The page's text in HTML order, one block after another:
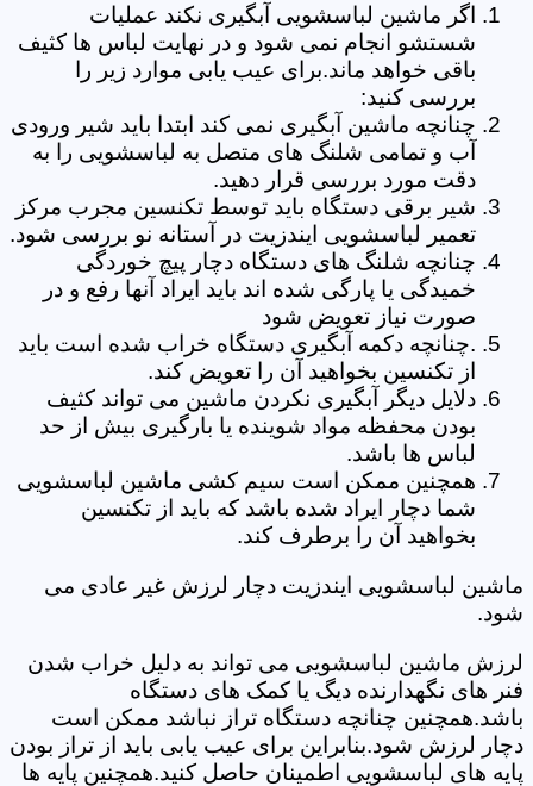
اگر ماشین لباسشویی آبگیری نکند عملیات
شستشو انجام نمی شود و در نهایت لباس ها کثیف
باقی خواهد ماند.برای عیب یابی موارد زیر را
بررسی کنید:
چنانچه ماشین آبگیری نمی کند ابتدا باید شیر ورودی
آب و تمامی شلنگ های متصل به لباسشویی را به
دقت مورد بررسی قرار دهید.
شیر برقی دستگاه باید توسط تکنسین مجرب مرکز
تعمیر لباسشویی ایندزیت در آستانه نو بررسی شود.
چنانچه شلنگ های دستگاه دچار پیچ خوردگی
خمیدگی یا پارگی شده اند باید ایراد آنها رفع و در
صورت نیاز تعویض شود
.چنانچه دکمه آبگیری دستگاه خراب شده است باید
از تکنسین بخواهید آن را تعویض کند.
دلایل دیگر آبگیری نکردن ماشین می تواند کثیف
بودن محفظه مواد شوینده یا بارگیری بیش از حد
لباس ها باشد.
همچنین ممکن است سیم کشی ماشین لباسشویی
شما دچار ایراد شده باشد که باید از تکنسین
بخواهید آن را برطرف کند.
ماشین لباسشویی ایندزیت دچار لرزش غیر عادی می
شود.
لرزش ماشین لباسشویی می تواند به دلیل خراب شدن
فنر های نگهدارنده دیگ یا کمک های دستگاه
باشد.همچنین چنانچه دستگاه تراز نباشد ممکن است
دچار لرزش شود.بنابراین برای عیب یابی باید از تراز بودن
پایه های لباسشویی اطمینان حاصل کنید.همچنین پایه ها